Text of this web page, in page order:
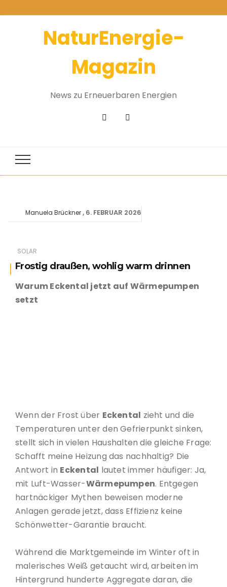
NaturEnergie-
Magazin
News zu Erneuerbaren Energien
SOLAR
Frostig draußen, wohlig warm drinnen
Manuela Brückner 6. FEBRUAR 2026
Warum Eckental jetzt auf Wärmepumpen
setzt
Wenn der Frost über Eckental zieht und die
Temperaturen unter den Gefrierpunkt sinken,
stellt sich in vielen Haushalten die gleiche Frage:
Schafft meine Heizung das nachhaltig? Die
Antwort in Eckental lautet immer häufiger: Ja,
mit Luft-Wasser-Wärmepumpen. Entgegen
hartnäckiger Mythen beweisen moderne
Anlagen gerade jetzt, dass Effizienz keine
Schönwetter-Garantie braucht.
Während die Marktgemeinde im Winter oft in
malerisches Weiß getaucht wird, arbeiten im
Hintergrund hunderte Aggregate daran, die